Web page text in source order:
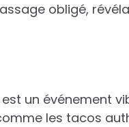
obligé,
un événement
les tacos